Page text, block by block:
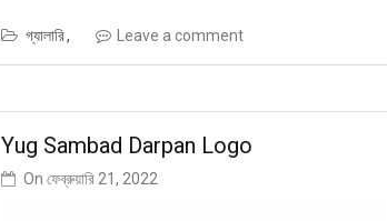
গ্যালারি Leave a comment
Yug Sambad Darpan Logo
Onফেব্রুয়ারি 21, 2022